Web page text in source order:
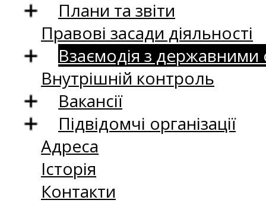
Плани та звіти
Правові засади діяльності
Взаємодія з
Внутрішній контроль
Вакансії
Підвідомчі організації
Адреса
Історія
Контакти